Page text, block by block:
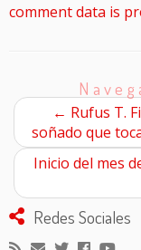
comment data is
← Rufus T.
soñado que
Inicio del mes
Redes Sociales